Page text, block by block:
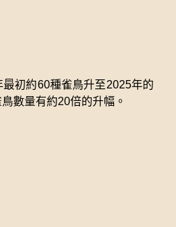
初約60種雀鳥升至2025年的
數量有約20倍的升幅。